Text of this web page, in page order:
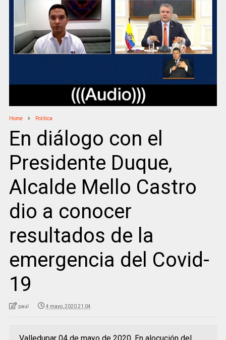
Home Politica
En diálogo con el
Presidente Duque,
Alcalde Mello Castro
dio a conocer
resultados de la
emergencia del Covid-
19
paul 4 mayo, 2020 21:04